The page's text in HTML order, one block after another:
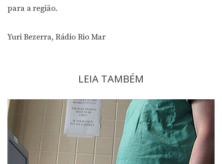
para a região.
Yuri Bezerra, Rádio Rio Mar
LEIA TAMBÉM